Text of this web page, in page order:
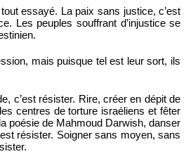
essayé. La paix sans justice, c’est
Les peuples souffrant d’injustice se
mais puisque tel est leur sort, ils
c’est résister. Rire, créer en dépit de
centres de torture israéliens et fêter
poésie de Mahmoud Darwish, danser
résister. Soigner sans moyen, sans